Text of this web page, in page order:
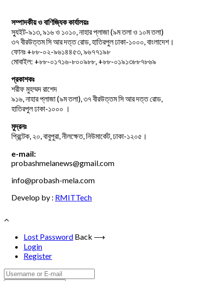
সম্পাদকীয় ও বাণিজ্যিক কার্যালয়ঃ
স্যুইট-৯১৩, ৯১৬ ও ১০১০, নাহার প্লাজা (৯ম তলা ও ১০ম তলা)
৩৭ বীরউত্তম সি আর দত্ত রোড, হাতিরপুল ঢাকা-১০০০, বাংলাদেশ।
ফোনঃ +৮৮-০২-৯৬১৪৪৫৩, ৯৬৭৭১৯৮
মোবাইল: +৮৮-০১৭১৬-৮০০৯৮৮, +৮৮-০১৯১৩৮৮৭৮৬৯
প্রকাশকঃ
শরীফ মুহম্মদ রাশেদ
৯১৬, নাহার প্লাজা (৯ম তলা), ৩৭ বীরউত্তম সি আর দত্ত রোড,
হাতিরপুল ঢাকা-১০০০ ।
মুদ্রনঃ
প্রিন্টেক, ২০, বাবুপুরা, নীলক্ষেত, নিউমার্কেট, ঢাকা-১২০৫।
e-mail:
probashmelanews@gmail.com
info@probash-mela.com
Develop by : RMITTech
Lost Password Back ⟶
Login
Register